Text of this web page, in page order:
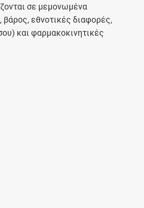
σε μεμονωμένα
βάρος, εθνοτικές διαφορές,
και φαρμακοκινητικές